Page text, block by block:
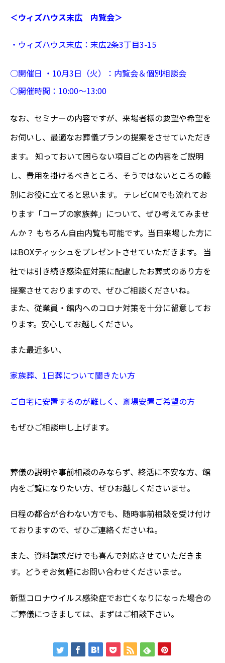
＜ウィズハウス末広 内覧会＞
・ ウィズハウス末広：末広2条3丁目3-15
○開催日 ・10月3日（火）：内覧会＆個別相談会
○開催時間： 10:00〜13:00
なお、セミナーの内容ですが、来場者様の要望や希望を
お伺いし、最適なお葬儀プランの提案をさせていただき
ます。 知っておいて困らない項目ごとの内容をご説明
し、費用を掛けるべきところ、そうではないところの餞
別にお役に立てると思います。 テレビCMでも流れてお
ります「コープの家族葬」について、ぜひ考えてみませ
んか？ もちろん自由内覧も可能です。当日来場した方に
はBOXティッシュをプレゼントさせていただきます。 当
社では引き続き感染症対策に配慮したお葬式のあり方を
提案させておりますので、ぜひご相談くださいね。
また、従業員・館内へのコロナ対策を十分に留意してお
ります。安心してお越しください。
また最近多い、
家族葬、 1日葬について聞きたい方
ご自宅に安置するのが難しく、斎場安置ご希望の方
もぜひご相談申し上げます。
葬儀の説明や事前相談のみならず、終活に不安な方、館
内をご覧になりたい方、ぜひお越しくださいませ。
日程の都合が合わない方でも、随時事前相談を受け付け
ておりますので、ぜひご連絡くださいね。
また、資料請求だけでも喜んで対応させていただきま
す。どうぞお気軽にお問い合わせくださいませ。
新型コロナウイルス感染症でお亡くなりになった場合の
ご葬儀につきましては、まずはご相談下さい。